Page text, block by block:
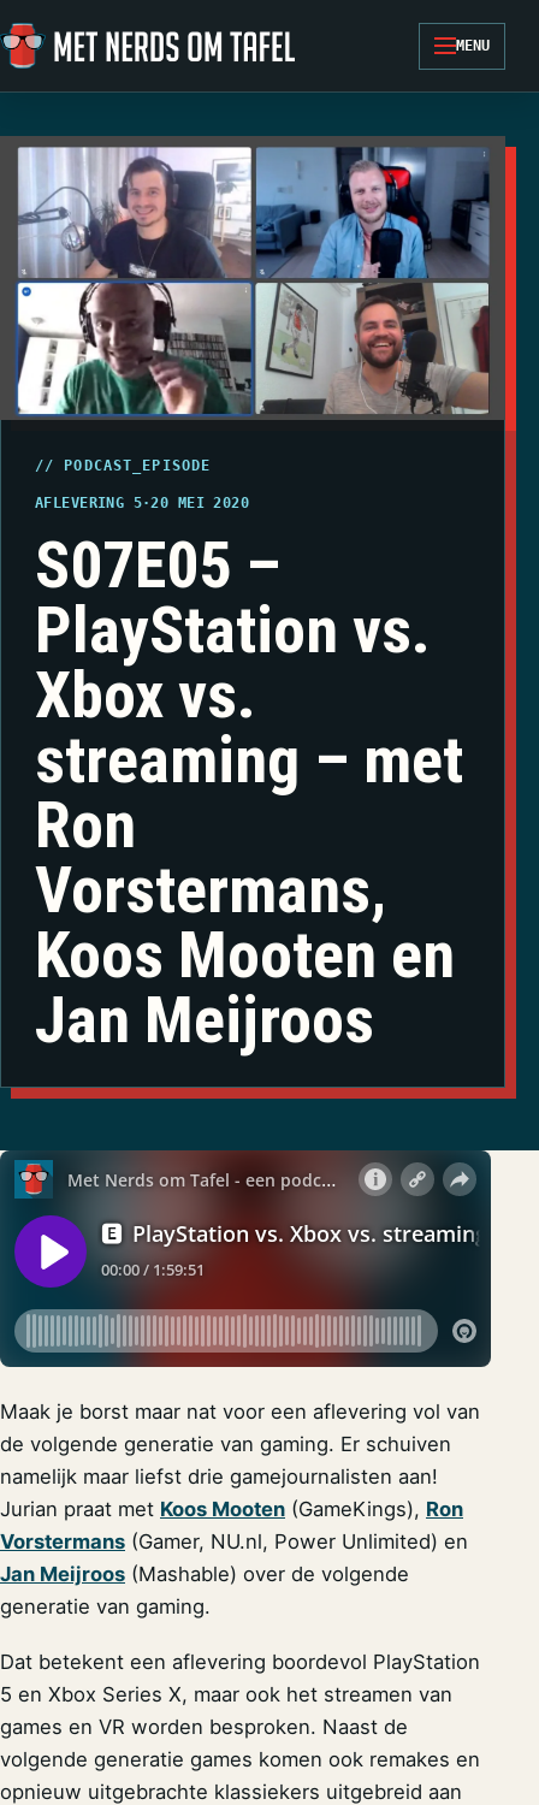
Ga naar de inhoud
MENU
// PODCAST_EPISODE
AFLEVERING 5·20 MEI 2020
S07E05 –
PlayStation vs.
Xbox vs.
streaming – met
Ron
Vorstermans,
Koos Mooten en
Jan Meijroos
Maak je borst maar nat voor een aflevering vol van
de volgende generatie van gaming. Er schuiven
namelijk maar liefst drie gamejournalisten aan!
Jurian praat met Koos Mooten (GameKings), Ron
Vorstermans (Gamer, NU.nl, Power Unlimited) en
Jan Meijroos (Mashable) over de volgende
generatie van gaming.
Dat betekent een aflevering boordevol PlayStation
5 en Xbox Series X, maar ook het streamen van
games en VR worden besproken. Naast de
volgende generatie games komen ook remakes en
opnieuw uitgebrachte klassiekers uitgebreid aan